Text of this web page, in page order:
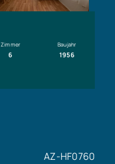
Zimmer
6
Baujahr
1956
AZ-HF0760